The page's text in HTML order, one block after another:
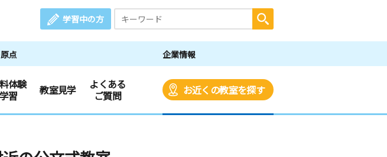
学習中の方
点 企業情報
体験
学習
教室見学
よくある
ご質問
お近くの教室を探す